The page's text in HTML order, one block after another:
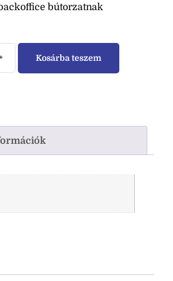
bútorzatnak
Kosárba teszem